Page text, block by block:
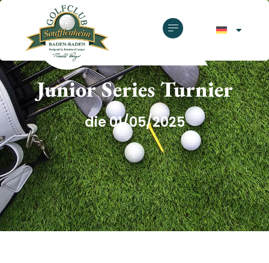
Junior Series Turnier
die 01/05/2025